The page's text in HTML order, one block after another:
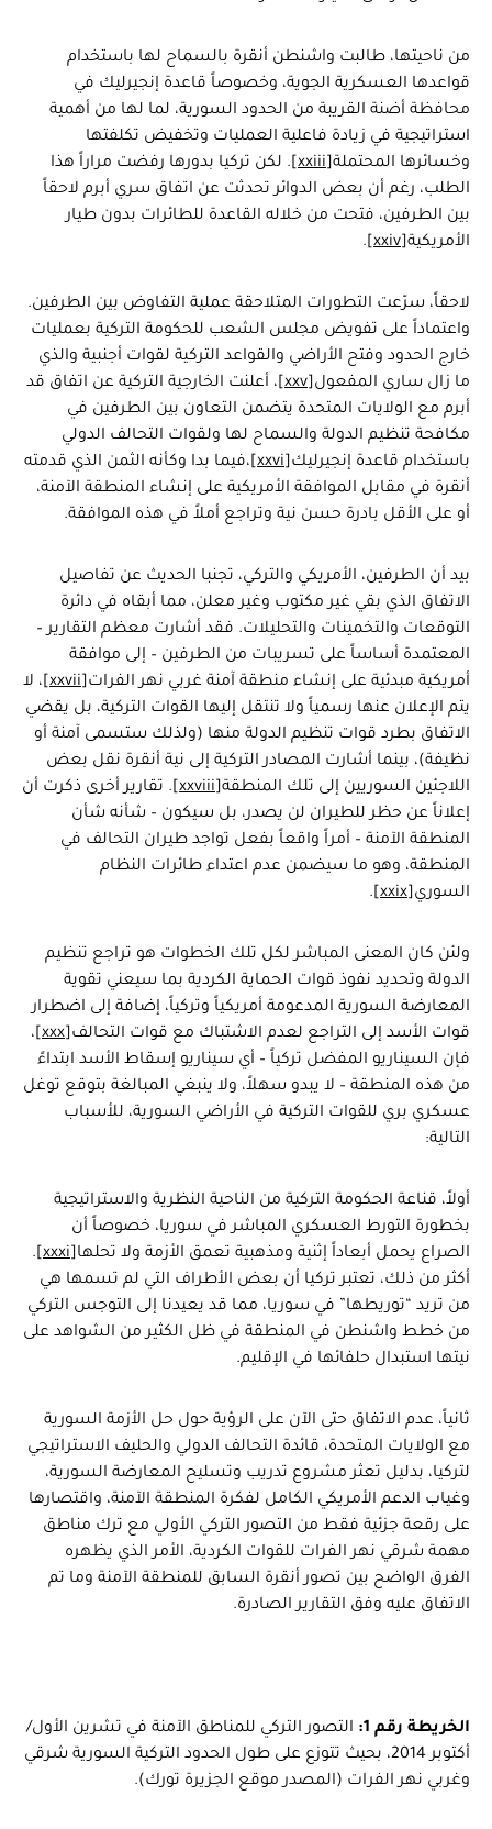
من ناحيتها، طالبت واشنطن أنقرة بالسماح لها باستخدام
قواعدها العسكرية الجوية، وخصوصاً قاعدة إنجيرليك في
محافظة أضنة القريبة من الحدود السورية، لما لها من أهمية
استراتيجية في زيادة فاعلية العمليات وتخفيض تكلفتها
وخسائرها المحتملة[xxiii]
. لكن تركيا بدورها رفضت مراراً هذا
الطلب، رغم أن بعض الدوائر تحدثت عن اتفاق سري أبرم لاحقاً
بين الطرفين، فتحت من خلاله القاعدة للطائرات بدون طيار
الأمريكية[xxiv]
.
لاحقاً، سرّعت التطورات المتلاحقة عملية التفاوض بين الطرفين.
واعتماداً على تفويض مجلس الشعب للحكومة التركية بعمليات
خارج الحدود وفتح الأراضي والقواعد التركية لقوات أجنبية والذي
ما زال ساري المفعول[xxv]
، أعلنت الخارجية التركية عن اتفاق قد
أبرم مع الولايات المتحدة يتضمن التعاون بين الطرفين في
مكافحة تنظيم الدولة والسماح لها ولقوات التحالف الدولي
باستخدام قاعدة إنجيرليك[xxvi]
،فيما بدا وكأنه الثمن الذي قدمته
أنقرة في مقابل الموافقة الأمريكية على إنشاء المنطقة الآمنة،
أو على الأقل بادرة حسن نية وتراجع أملاً في هذه الموافقة.
بيد أن الطرفين، الأمريكي والتركي، تجنبا الحديث عن تفاصيل
الاتفاق الذي بقي غير مكتوب وغير معلن، مما أبقاه في دائرة
التوقعات والتخمينات والتحليلات. فقد أشارت معظم التقارير –
المعتمدة أساساً على تسريبات من الطرفين – إلى موافقة
أمريكية مبدئية على إنشاء منطقة آمنة غربي نهر الفرات[xxvii]
، لا
يتم الإعلان عنها رسمياً ولا تنتقل إليها القوات التركية، بل يقضي
الاتفاق بطرد قوات تنظيم الدولة منها (ولذلك ستسمى آمنة أو
نظيفة)، بينما أشارت المصادر التركية إلى نية أنقرة نقل بعض
اللاجئين السوريين إلى تلك المنطقة[xxviii]
. تقارير أخرى ذكرت أن
إعلاناً عن حظر للطيران لن يصدر، بل سيكون – شأنه شأن
المنطقة الآمنة – أمراً واقعاً بفعل تواجد طيران التحالف في
المنطقة، وهو ما سيضمن عدم اعتداء طائرات النظام
السوري[xxix]
.
ولئن كان المعنى المباشر لكل تلك الخطوات هو تراجع تنظيم
الدولة وتحديد نفوذ قوات الحماية الكردية بما سيعني تقوية
المعارضة السورية المدعومة أمريكياً وتركياً، إضافة إلى اضطرار
قوات الأسد إلى التراجع لعدم الاشتباك مع قوات التحالف[xxx]
،
فإن السيناريو المفضل تركياً – أي سيناريو إسقاط الأسد ابتداءً
من هذه المنطقة – لا يبدو سهلاً، ولا ينبغي المبالغة بتوقع توغل
عسكري بري للقوات التركية في الأراضي السورية، للأسباب
التالية:
أولاً، قناعة الحكومة التركية من الناحية النظرية والاستراتيجية
بخطورة التورط العسكري المباشر في سوريا، خصوصاً أن
الصراع يحمل أبعاداً إثنية ومذهبية تعمق الأزمة ولا تحلها[xxxi]
.
أكثر من ذلك، تعتبر تركيا أن بعض الأطراف التي لم تسمها هي
من تريد “توريطها” في سوريا، مما قد يعيدنا إلى التوجس التركي
من خطط واشنطن في المنطقة في ظل الكثير من الشواهد على
نيتها استبدال حلفائها في الإقليم.
ثانياً، عدم الاتفاق حتى الآن على الرؤية حول حل الأزمة السورية
مع الولايات المتحدة، قائدة التحالف الدولي والحليف الاستراتيجي
لتركيا، بدليل تعثر مشروع تدريب وتسليح المعارضة السورية،
وغياب الدعم الأمريكي الكامل لفكرة المنطقة الآمنة، واقتصارها
على رقعة جزئية فقط من التصور التركي الأولي مع ترك مناطق
مهمة شرقي نهر الفرات للقوات الكردية، الأمر الذي يظهره
الفرق الواضح بين تصور أنقرة السابق للمنطقة الآمنة وما تم
الاتفاق عليه وفق التقارير الصادرة.
الخريطة رقم 1:
التصور التركي للمناطق الآمنة في تشرين الأول/
أكتوبر 2014، بحيث تتوزع على طول الحدود التركية السورية شرقي
وغربي نهر الفرات (المصدر موقع الجزيرة تورك).